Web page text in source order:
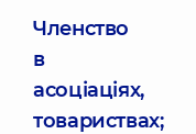
Членство
в
асоціаціях,
товариствах;